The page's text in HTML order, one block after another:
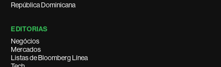
República Dominicana
EDITORIAS
Negócios
Mercados
Listas de Bloomberg Línea